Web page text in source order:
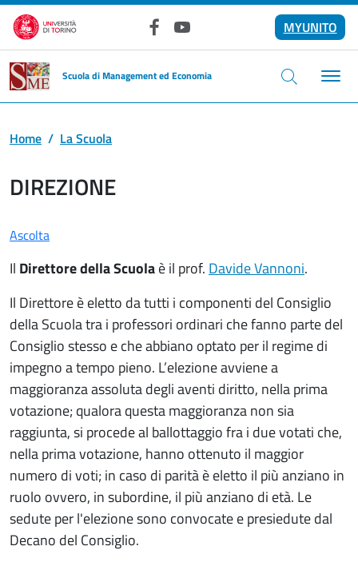
Salta al contenuto principale
FacebookYouTube
MYUNITO
Scuola di Management ed Economia
Home La Scuola
DIREZIONE
Ascolta
Il Direttore della Scuolaè il prof. Davide Vannoni.
Il Direttore è eletto da tutti i componenti del Consiglio
della Scuola tra i professori ordinari che fanno parte del
Consiglio stesso e che abbiano optato per il regime di
impegno a tempo pieno. L’elezione avviene a
maggioranza assoluta degli aventi diritto, nella prima
votazione; qualora questa maggioranza non sia
raggiunta, si procede al ballottaggio fra i due votati che,
nella prima votazione, hanno ottenuto il maggior
numero di voti; in caso di parità è eletto il più anziano in
ruolo ovvero, in subordine, il più anziano di età. Le
sedute per l'elezione sono convocate e presiedute dal
Decano del Consiglio.